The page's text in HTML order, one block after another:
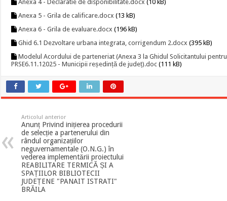
Anexa 4 - Declaratie de disponibilitate.docx (10 kB)
Anexa 5 - Grila de calificare.docx (13 kB)
Anexa 6 - Grila de evaluare.docx (196 kB)
Ghid 6.1 Dezvoltare urbana integrata, corrigendum 2.docx (395 kB)
Modelul Acordului de parteneriat (Anexa 3 la Ghidul Solicitantului
PRSE6.11.12025 - Municipii reședință de județ).doc (111 kB)
Articolul anterior
Anunț Privind inițierea procedurii
de selecție a partenerului din
rândul organizațiilor
neguvernamentale (O.N.G.) în
vederea implementării proiectului
REABILITARE TERMICĂ ȘI A
SPAȚIILOR BIBLIOTECII
JUDEȚENE "PANAIT ISTRATI"
BRĂILA